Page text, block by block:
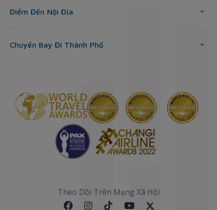
Điểm Đến Nội Địa
Chuyến Bay Đi Thành Phố
Theo Dõi Trên Mạng Xã Hội